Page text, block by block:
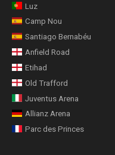
Luz
Camp Nou
Santiago Bernabéu
Anfield Road
Etihad
Old Trafford
Juventus Arena
Allianz Arena
Parc des Princes